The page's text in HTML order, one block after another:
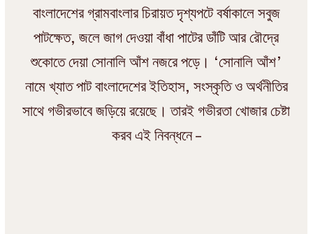
বাংলাদেশের গ্রামবাংলার চিরায়ত দৃশ্যপটে বর্ষাকালে সবুজ
পাটক্ষেত, জলে জাগ দেওয়া বাঁধা পাটের ডাঁটি আর রৌদ্রে
শুকোতে দেয়া সোনালি আঁশ নজরে পড়ে। ‘সোনালি আঁশ’
নামে খ্যাত পাট বাংলাদেশের ইতিহাস, সংস্কৃতি ও অর্থনীতির
সাথে গভীরভাবে জড়িয়ে রয়েছে। তারই গভীরতা খোজার চেষ্টা
করব এই নিবন্ধনে –